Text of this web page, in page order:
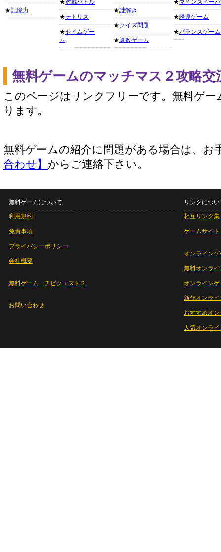
★記憶力
★対戦バトル
★テトリス
★セイムゲー
ム
★謎解き
★クイズ問題
★算数ゲーム
★マインスイーパ
★誘導ゲーム
★バランスゲーム
無料ゲームのマッチマス２攻略
このページはリンクフリーです。無料ゲー
ります。
無料ゲームの紹介に問題がある場合は、お
合わせ】 からご連絡下さい。
無料ゲームについて
利用規約
免責事項
プライバシーポリシー
会社概要
無料ゲーム チビクエスト２
お問い合わせ
リンクについ
相互リンク集
ゲームサイト
オンラインゲ
無料オンライ
オンライン
新作オンライ
おすすめオ
人気オンラ